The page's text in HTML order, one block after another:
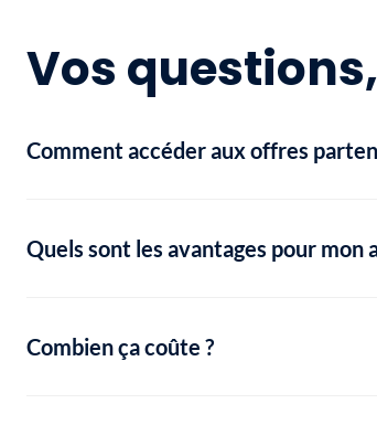
Vos
Comment accéder aux offres
Quels sont les avantages pour mon
Combien ça coûte ?